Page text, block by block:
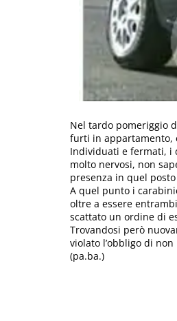
Nel tardo pomeriggio
furti in appartamento,
Individuati e fermati, i
molto nervosi, non
presenza in quel
A quel punto i
oltre a essere
scattato un ordine di
Trovandosi però
violato l’obbligo di
(pa.ba.)